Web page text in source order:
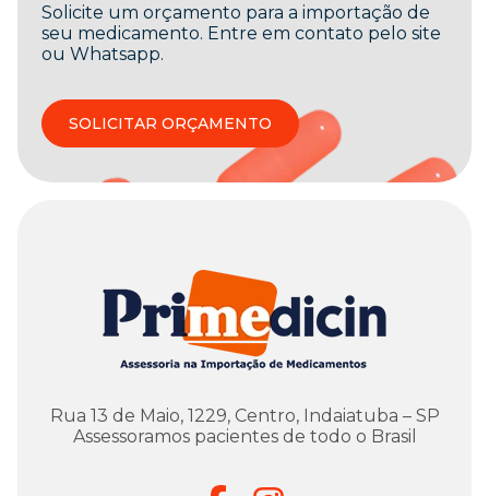
Solicite um orçamento para a importação de
seu medicamento. Entre em contato pelo site
ou Whatsapp.
SOLICITAR ORÇAMENTO
Rua 13 de Maio, 1229, Centro, Indaiatuba – SP
Assessoramos pacientes de todo o Brasil